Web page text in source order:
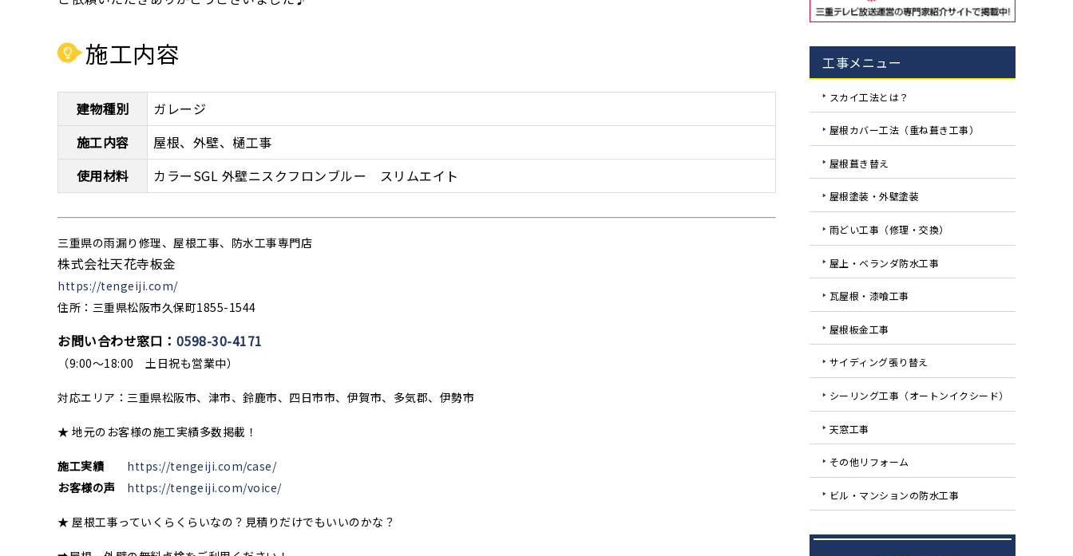
施工内容
建物種別
ガレージ
施工内容
屋根、外壁、樋工事
使用材料
カラーSGL 外壁ニスクフロンブルー スリムエイト
三重県の雨漏り修理、屋根工事、防水工事専門店
株式会社天花寺板金
https://tengeiji.com/
住所：三重県松阪市久保町1855-1544
お問い合わせ窓口： 0598-30-4171
（9:00〜18:00 土日祝も営業中）
対応エリア：三重県松阪市、津市、鈴鹿市、四日市市、伊賀市、多気郡、伊勢市
★ 地元のお客様の施工実績多数掲載！
施工実績
https://tengeiji.com/case/
お客様の声
https://tengeiji.com/voice/
★ 屋根工事っていくらくらいなの？見積りだけでもいいのかな？
工事メニュー
スカイ工法とは？
屋根カバー工法（重ね葺き工事）
屋根葺き替え
屋根塗装・外壁塗装
雨どい工事（修理・交換）
屋上・ベランダ防水工事
瓦屋根・漆喰工事
屋根板金工事
サイディング張り替え
シーリング工事（オートンイクシード）
天窓工事
その他リフォーム
ビル・マンションの防水工事